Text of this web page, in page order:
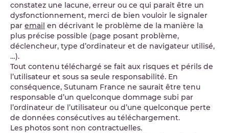
constatez une lacune, erreur ou ce qui parait être un
dysfonctionnement, merci de bien vouloir le signaler
par email en décrivant le problème de la manière la
plus précise possible (page posant problème,
déclencheur, type d’ordinateur et de navigateur utilisé,
…).
Tout contenu téléchargé se fait aux risques et périls de
l’utilisateur et sous sa seule responsabilité. En
conséquence, Sutunam France ne saurait être tenu
responsable d’un quelconque dommage subi par
l’ordinateur de l’utilisateur ou d’une quelconque perte
de données consécutives au téléchargement.
Les photos sont non contractuelles.